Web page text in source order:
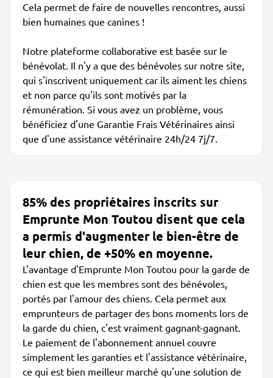
Cela permet de faire de nouvelles rencontres, aussi
bien humaines que canines !
Notre plateforme collaborative est basée sur le
bénévolat. Il n'y a que des bénévoles sur notre site,
qui s'inscrivent uniquement car ils aiment les chiens
et non parce qu'ils sont motivés par la
rémunération. Si vous avez un problème, vous
bénéficiez d'une Garantie Frais Vétérinaires ainsi
que d'une assistance vétérinaire 24h/24 7j/7.
85% des propriétaires inscrits sur
Emprunte Mon Toutou disent que cela
a permis d'augmenter le bien-être de
leur chien, de +50% en moyenne.
L'avantage d'Emprunte Mon Toutou pour la garde de
chien est que les membres sont des bénévoles,
portés par l'amour des chiens. Cela permet aux
emprunteurs de partager des bons moments lors de
la garde du chien, c'est vraiment gagnant-gagnant.
Le paiement de l'abonnement annuel couvre
simplement les garanties et l'assistance vétérinaire,
ce qui est bien meilleur marché qu'une solution de